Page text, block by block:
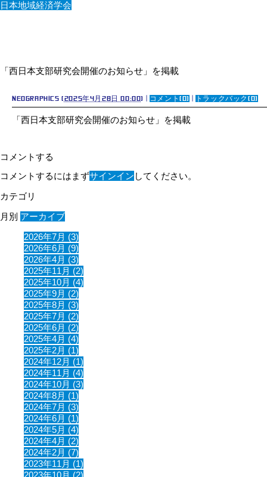
日本地域経済学会
「西日本支部研究会開催のお知らせ」を掲載
neographics (2025年4月28日 00:00) コメント(0) トラックバック(0)
「西日本支部研究会開催のお知らせ」を掲載
コメントする
コメントするにはまずサインイン してください。
カテゴリ
月別 アーカイブ
2026年7月 (3)
2026年6月 (9)
2026年4月 (3)
2025年11月 (2)
2025年10月 (4)
2025年9月 (2)
2025年8月 (3)
2025年7月 (2)
2025年6月 (2)
2025年4月 (4)
2025年2月 (1)
2024年12月 (1)
2024年11月 (4)
2024年10月 (3)
2024年8月 (1)
2024年7月 (3)
2024年6月 (1)
2024年5月 (4)
2024年4月 (2)
2024年2月 (7)
2023年11月 (1)
2023年10月 (2)